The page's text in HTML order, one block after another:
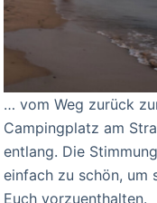
… vom Weg zurück
Campingplatz am
entlang. Die
einfach zu schön, um
Euch vorzuenthalten.